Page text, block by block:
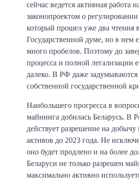
сейчас ведется активная работа
законопроектом о
который прошел уже два чтения в
Государственной думе, но в нем
много пробелов. Поэтому до
процесса и полной легализации
далеко. В РФ даже задумываются
собственной государственной
Наибольшего прогресса в
майнинга добилась Беларусь. В
действует разрешение на
активов до 2023 года. Не
оно будет продлено и на более
Беларуси не только разрешен
максимально активно